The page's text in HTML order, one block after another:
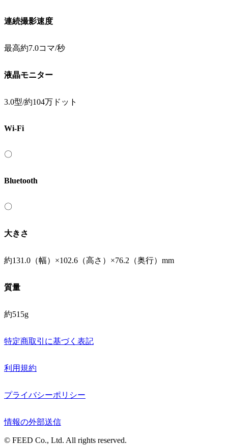
連続撮影速度
最高約7.0コマ/秒
液晶モニター
3.0型/約104万ドット
Wi-Fi
〇
Bluetooth
〇
大きさ
約131.0（幅）×102.6（高さ）×76.2（奥行）mm
質量
約515g
特定商取引に基づく表記
利用規約
プライバシーポリシー
情報の外部送信
© FEED Co., Ltd. All rights reserved.